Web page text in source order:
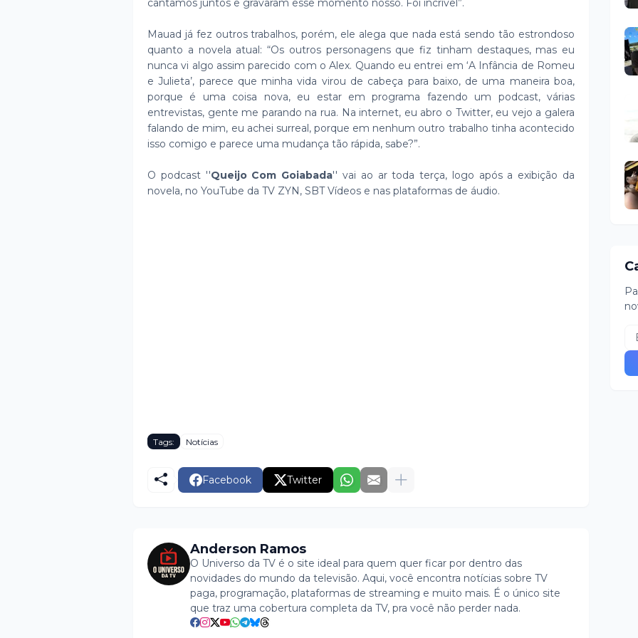
cantamos juntos e gravaram esse momento nosso. Foi incrível”.
Mauad já fez outros trabalhos, porém, ele alega que nada está sendo tão estrondoso
quanto a novela atual: “Os outros personagens que fiz tinham destaques, mas eu
nunca vi algo assim parecido com o Alex. Quando eu entrei em ‘A Infância de Romeu
e Julieta’, parece que minha vida virou de cabeça para baixo, de uma maneira boa,
porque é uma coisa nova, eu estar em programa fazendo um podcast, várias
entrevistas, gente me parando na rua. Na internet, eu abro o Twitter, eu vejo a galera
falando de mim, eu achei surreal, porque em nenhum outro trabalho tinha acontecido
isso comigo e parece uma mudança tão rápida, sabe?”.
O podcast ''Queijo Com Goiabada'' vai ao ar toda terça, logo após a exibição da
novela, no YouTube da TV ZYN, SBT Vídeos e nas plataformas de áudio.
Tags: Notícias
Facebook Twitter
Anderson Ramos
O Universo da TV é o site ideal para quem quer ficar por dentro das
novidades do mundo da televisão. Aqui, você encontra notícias sobre TV
paga, programação, plataformas de streaming e muito mais. É o único site
que traz uma cobertura completa da TV, pra você não perder nada.